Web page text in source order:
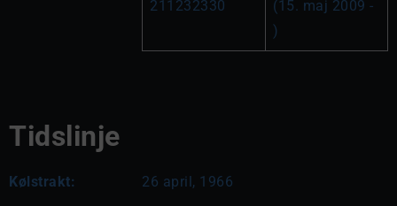
211232330
(15. maj 2009 -
)
Tidslinje
Kølstrakt: 26 april, 1966